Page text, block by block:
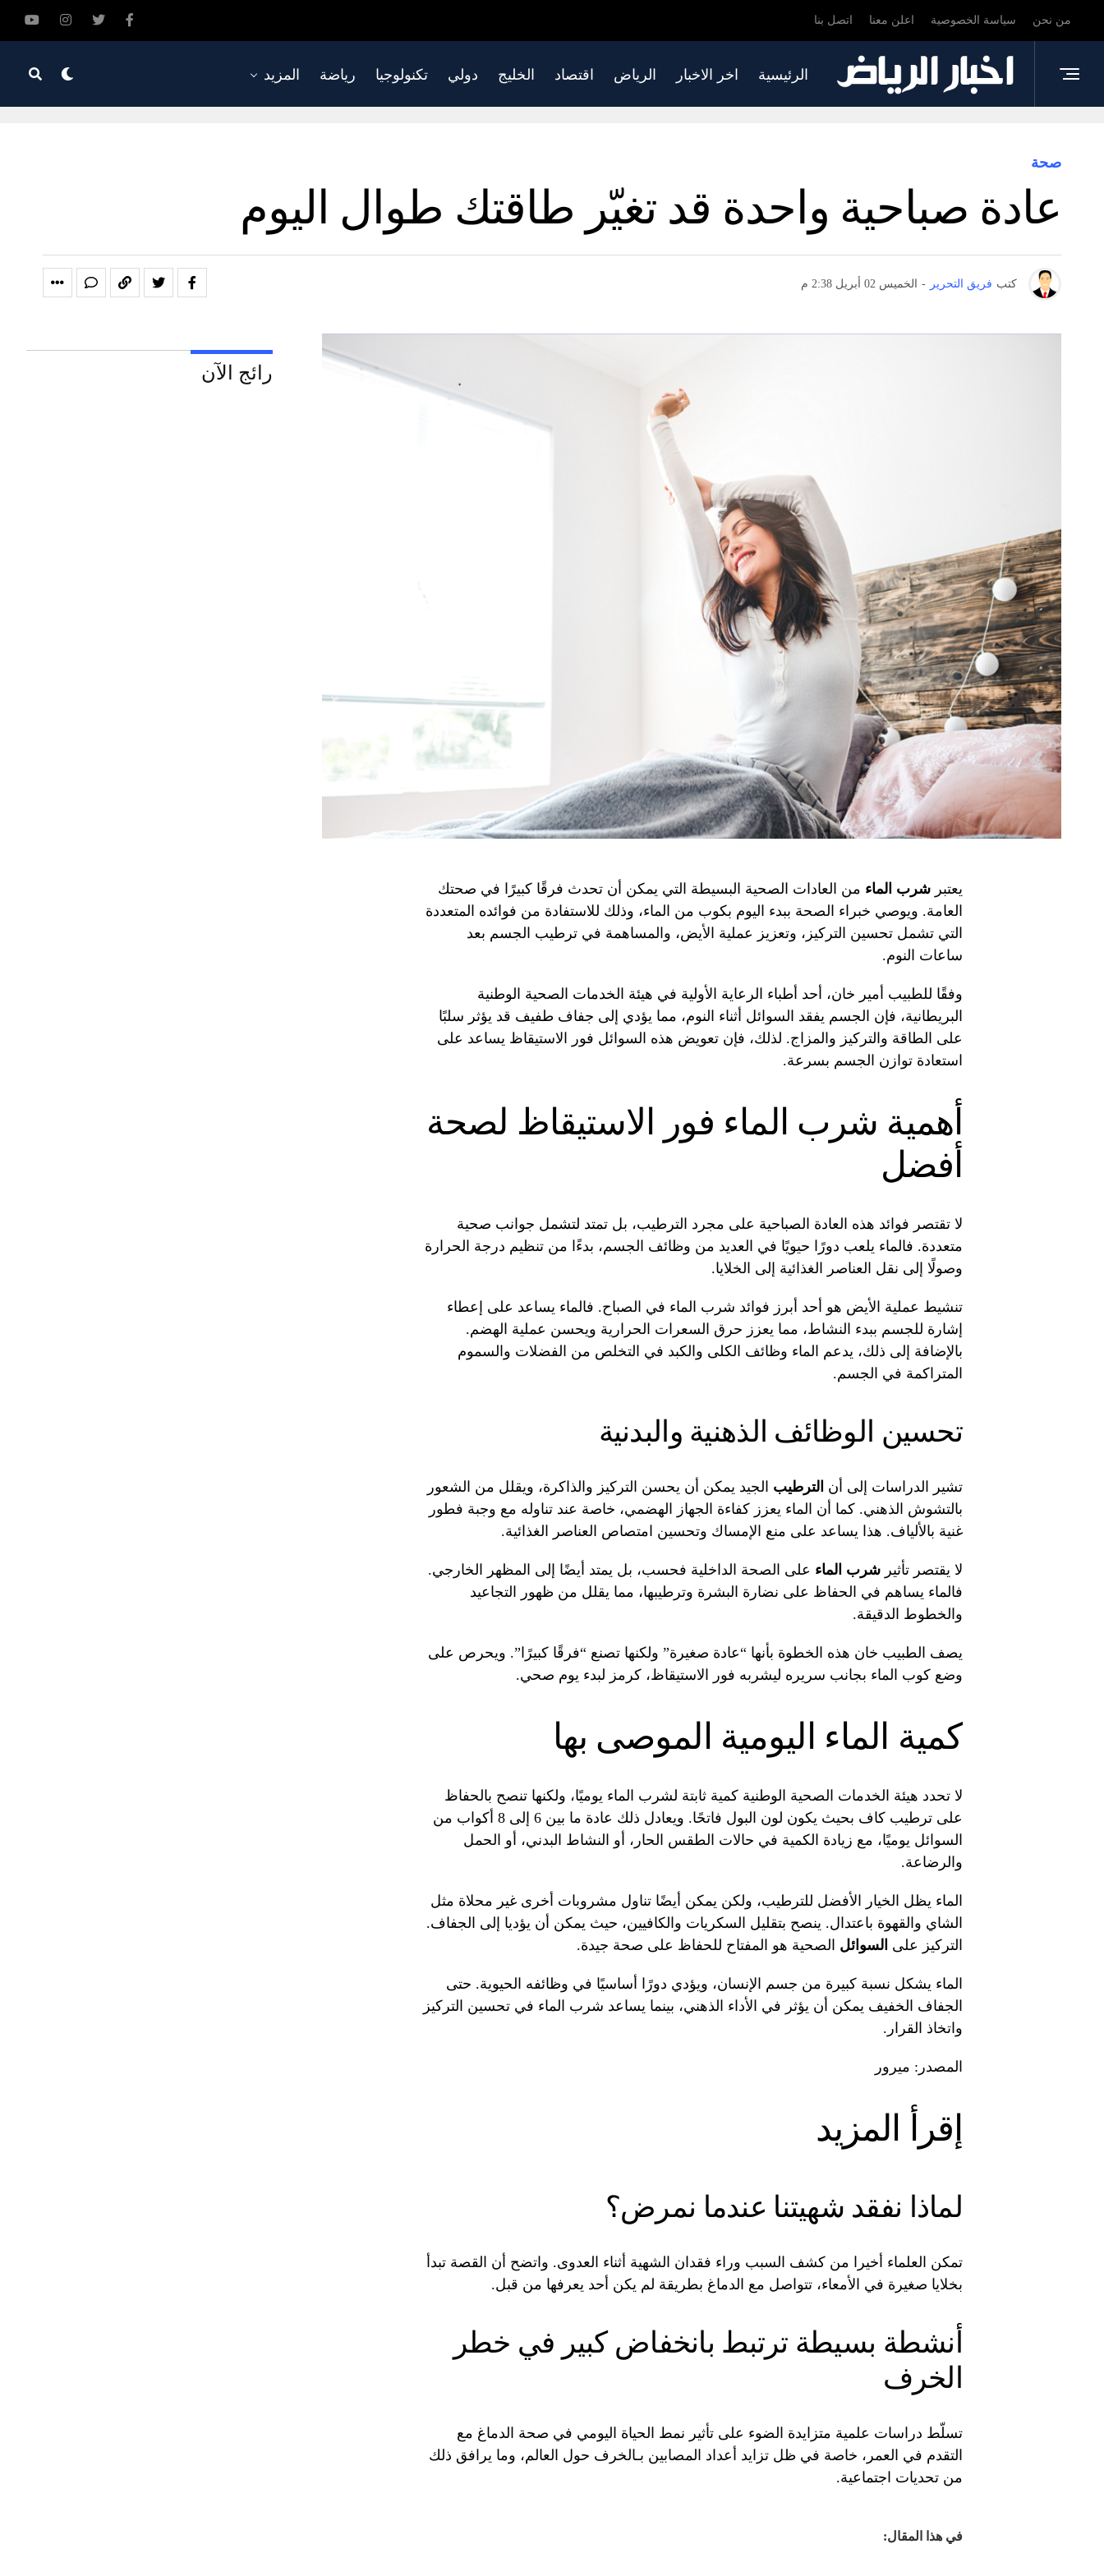
من نحن سياسة الخصوصية اعلن معنا اتصل بنا
الرئيسية اخر الاخبار الرياض اقتصاد الخليج دولي تكنولوجيا رياضة المزيد
صحة
عادة صباحية واحدة قد تغيّر طاقتك طوال اليوم
كتب فريق التحرير - الخميس 02 أبريل 2:38 م
يعتبر شرب الماء من العادات الصحية البسيطة التي يمكن أن تحدث فرقًا كبيرًا في صحتك
العامة. ويوصي خبراء الصحة ببدء اليوم بكوب من الماء، وذلك للاستفادة من فوائده المتعددة
التي تشمل تحسين التركيز، وتعزيز عملية الأيض، والمساهمة في ترطيب الجسم بعد
ساعات النوم.
وفقًا للطبيب أمير خان، أحد أطباء الرعاية الأولية في هيئة الخدمات الصحية الوطنية
البريطانية، فإن الجسم يفقد السوائل أثناء النوم، مما يؤدي إلى جفاف طفيف قد يؤثر سلبًا
على الطاقة والتركيز والمزاج. لذلك، فإن تعويض هذه السوائل فور الاستيقاظ يساعد على
استعادة توازن الجسم بسرعة.
أهمية شرب الماء فور الاستيقاظ لصحة
أفضل
لا تقتصر فوائد هذه العادة الصباحية على مجرد الترطيب، بل تمتد لتشمل جوانب صحية
متعددة. فالماء يلعب دورًا حيويًا في العديد من وظائف الجسم، بدءًا من تنظيم درجة الحرارة
وصولًا إلى نقل العناصر الغذائية إلى الخلايا.
تنشيط عملية الأيض هو أحد أبرز فوائد شرب الماء في الصباح. فالماء يساعد على إعطاء
إشارة للجسم ببدء النشاط، مما يعزز حرق السعرات الحرارية ويحسن عملية الهضم.
بالإضافة إلى ذلك، يدعم الماء وظائف الكلى والكبد في التخلص من الفضلات والسموم
المتراكمة في الجسم.
تحسين الوظائف الذهنية والبدنية
تشير الدراسات إلى أن الترطيب الجيد يمكن أن يحسن التركيز والذاكرة، ويقلل من الشعور
بالتشوش الذهني. كما أن الماء يعزز كفاءة الجهاز الهضمي، خاصة عند تناوله مع وجبة فطور
غنية بالألياف. هذا يساعد على منع الإمساك وتحسين امتصاص العناصر الغذائية.
لا يقتصر تأثير شرب الماء على الصحة الداخلية فحسب، بل يمتد أيضًا إلى المظهر الخارجي.
فالماء يساهم في الحفاظ على نضارة البشرة وترطيبها، مما يقلل من ظهور التجاعيد
والخطوط الدقيقة.
يصف الطبيب خان هذه الخطوة بأنها “عادة صغيرة” ولكنها تصنع “فرقًا كبيرًا”. ويحرص على
وضع كوب الماء بجانب سريره ليشربه فور الاستيقاظ، كرمز لبدء يوم صحي.
كمية الماء اليومية الموصى بها
لا تحدد هيئة الخدمات الصحية الوطنية كمية ثابتة لشرب الماء يوميًا، ولكنها تنصح بالحفاظ
على ترطيب كاف بحيث يكون لون البول فاتحًا. ويعادل ذلك عادة ما بين 6 إلى 8 أكواب من
السوائل يوميًا، مع زيادة الكمية في حالات الطقس الحار، أو النشاط البدني، أو الحمل
والرضاعة.
الماء يظل الخيار الأفضل للترطيب، ولكن يمكن أيضًا تناول مشروبات أخرى غير محلاة مثل
الشاي والقهوة باعتدال. ينصح بتقليل السكريات والكافيين، حيث يمكن أن يؤديا إلى الجفاف.
التركيز على السوائل الصحية هو المفتاح للحفاظ على صحة جيدة.
الماء يشكل نسبة كبيرة من جسم الإنسان، ويؤدي دورًا أساسيًا في وظائفه الحيوية. حتى
الجفاف الخفيف يمكن أن يؤثر في الأداء الذهني، بينما يساعد شرب الماء في تحسين التركيز
واتخاذ القرار.
المصدر: ميرور
إقرأ المزيد
لماذا نفقد شهيتنا عندما نمرض؟
تمكن العلماء أخيرا من كشف السبب وراء فقدان الشهية أثناء العدوى. واتضح أن القصة تبدأ
بخلايا صغيرة في الأمعاء، تتواصل مع الدماغ بطريقة لم يكن أحد يعرفها من قبل.
أنشطة بسيطة ترتبط بانخفاض كبير في خطر
الخرف
تسلّط دراسات علمية متزايدة الضوء على تأثير نمط الحياة اليومي في صحة الدماغ مع
التقدم في العمر، خاصة في ظل تزايد أعداد المصابين بـالخرف حول العالم، وما يرافق ذلك
من تحديات اجتماعية.
في هذا المقال:
رائج الآن